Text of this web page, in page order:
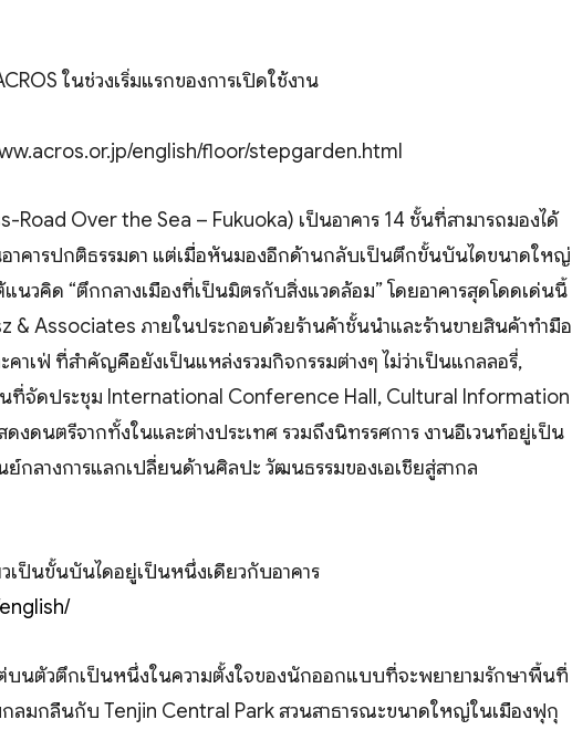
ในช่วงเริ่มแรกของการเปิดใช้งาน
english/floor/stepgarden.html
Road Over the Sea – Fukuoka) เป็นอาคาร 14 ชั้นที่สามารถมองได้
าคารปกติธรรมดา แต่เมื่อหันมองอีกด้านกลับเป็นตึกขั้นบันไดขนาดใหญ่
นวคิด “ตึกกลางเมืองที่เป็นมิตรกับสิ่งแวดล้อม” โดยอาคารสุดโดดเด่นนี้
& Associates ภายในประกอบด้วยร้านค้าชั้นนำและร้านขายสินค้าทำมือ
ะคาเฟ่ ที่สำคัญคือยังเป็นแหล่งรวมกิจกรรมต่างๆ ไม่ว่าเป็นแกลลอรี่,
นที่จัดประชุม International Conference Hall, Cultural Information
ดนตรีจากทั้งในและต่างประเทศ รวมถึงนิทรรศการ งานอีเวนท์อยู่เป็น
ย์กลางการแลกเปลี่ยนด้านศิลปะ วัฒนธรรมของเอเชียสู่สากล
เป็นขั้นบันไดอยู่เป็นหนึ่งเดียวกับอาคาร
นตัวตึกเป็นหนึ่งในความตั้งใจของนักออกแบบที่จะพยายามรักษาพื้นที่
กลมกลืนกับ Tenjin Central Park สวนสาธารณะขนาดใหญ่ในเมืองฟุกุ